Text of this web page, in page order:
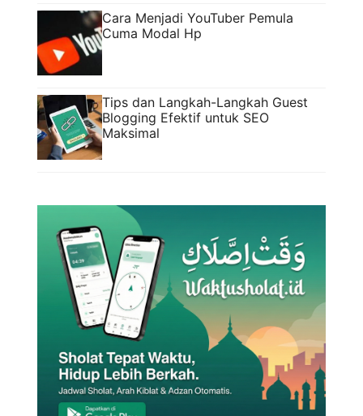
Cara Menjadi YouTuber Pemula
Cuma Modal Hp
Tips dan Langkah-Langkah Guest
Blogging Efektif untuk SEO
Maksimal